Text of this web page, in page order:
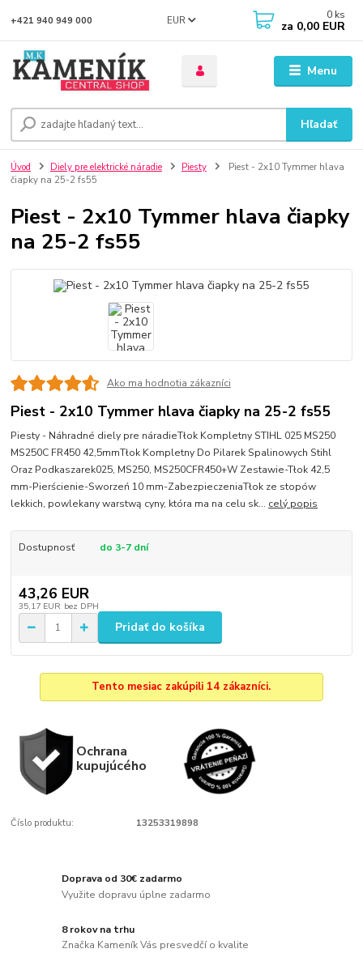
Menu
EUR
Hľadať
+421 940 949 000 0 ks
za 0,00 EUR
Úvod Diely pre elektrické náradie Piesty
Piest - 2x10 Tymmer hlava
čiapky na 25-2 fs55
Piest - 2x10 Tymmer hlava čiapky
na 25-2 fs55
Ako ma hodnotia zákazníci
Piest - 2x10 Tymmer hlava čiapky na 25-2 fs55
Piesty - Náhradné diely pre náradieTłok Kompletny STIHL 025 MS250
MS250C FR450 42,5mmTłok Kompletny Do Pilarek Spalinowych Stihl
Oraz Podkaszarek025, MS250, MS250CFR450+W Zestawie-Tłok 42,5
mm-Pierścienie-Sworzeń 10 mm-ZabezpieczeniaTłok ze stopów
lekkich, powlekany warstwą cyny, która ma na celu sk... celý popis
Dostupnosť do 3-7 dní
43,26 EUR
35,17 EUR bez DPH
Pridať do košíka
Tento mesiac zakúpili 14 zákazníci.
Ochrana
kupujúcého
Číslo produktu: 13253319898
Doprava od 30€ zadarmo
Využite dopravu úplne zadarmo
8 rokov na trhu
Značka Kameník Vás presvedčí o kvalite